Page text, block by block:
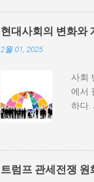
다.
부 활
많다.
속에
적 세
상승
를
군사
내전
현대사회의 변화와
2월 01, 2025
사회
에서
하다.
변
하는
사회
리에
트럼프 관세전쟁 원